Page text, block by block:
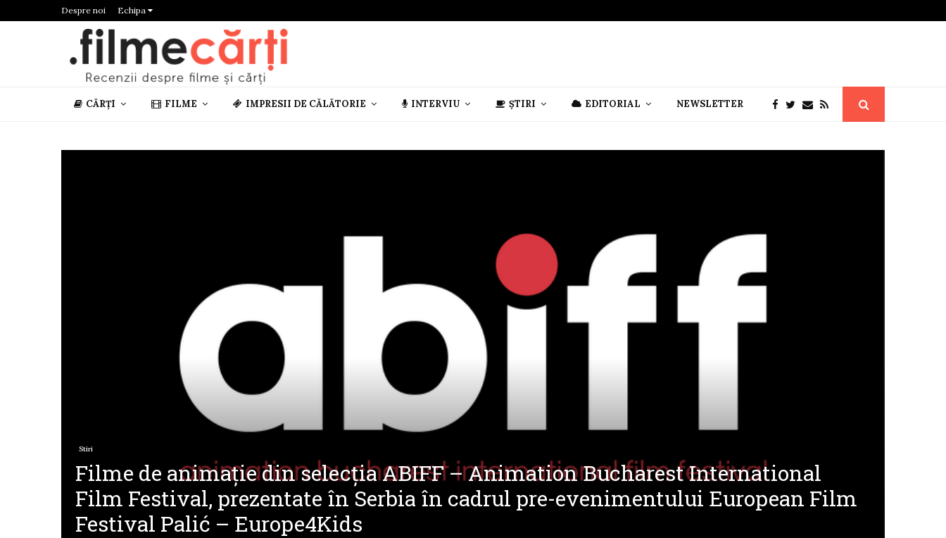
Despre noi Echipa
CĂRȚI FILME IMPRESII DE CĂLĂTORIE INTERVIU ȘTIRI EDITORIAL NEWSLETTER
Stiri
Filme de animație din selecția ABIFF – Animation Bucharest International
Film Festival, prezentate în Serbia în cadrul pre-evenimentului European Film
Festival Palić – Europe4Kids